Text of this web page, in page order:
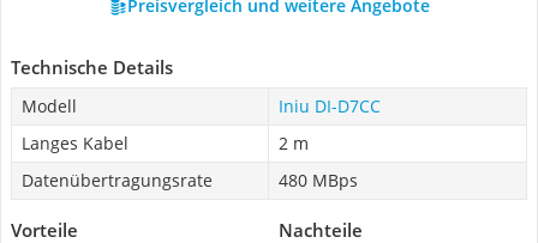
Preisvergleich und weitere Angebote
Technische Details
Modell
Iniu DI-D7CC
Langes Kabel
2 m
Datenübertragungsrate
480 MBps
Vorteile Nachteile